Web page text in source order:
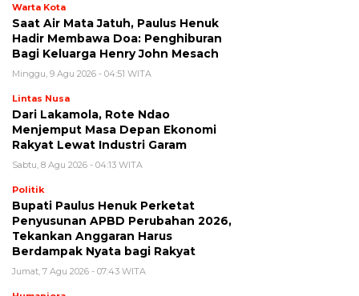
Warta Kota
Saat Air Mata Jatuh, Paulus Henuk
Hadir Membawa Doa: Penghiburan
Bagi Keluarga Henry John Mesach
Minggu, 9 Agu 2026 - 04:51 WITA
Lintas Nusa
Dari Lakamola, Rote Ndao
Menjemput Masa Depan Ekonomi
Rakyat Lewat Industri Garam
Sabtu, 8 Agu 2026 - 04:13 WITA
Politik
Bupati Paulus Henuk Perketat
Penyusunan APBD Perubahan 2026,
Tekankan Anggaran Harus
Berdampak Nyata bagi Rakyat
Jumat, 7 Agu 2026 - 07:43 WITA